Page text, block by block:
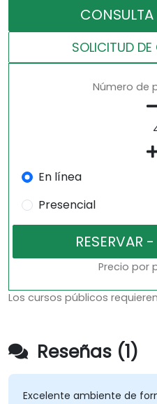
SOLICITUD
Número de
En línea
Presencial
Precio por
Los cursos públicos
Reseñas (1)
Excelente ambiente de